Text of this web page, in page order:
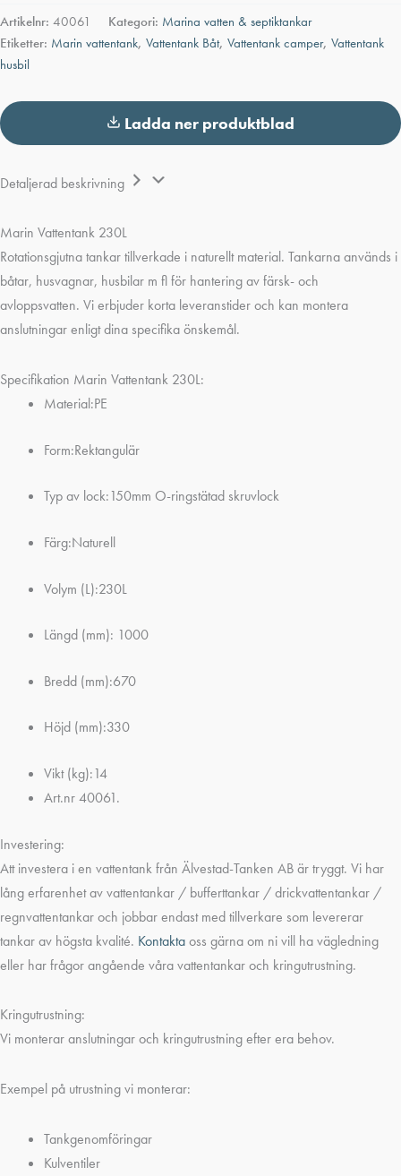
mängd
Artikelnr: 40061 Kategori: Marina vatten & septiktankar
Etiketter: Marin vattentank, Vattentank Båt, Vattentank camper, Vattentank
husbil
Ladda ner produktblad
Detaljerad beskrivning
Marin Vattentank 230L
Rotationsgjutna tankar tillverkade i naturellt material. Tankarna används i
båtar, husvagnar, husbilar m fl för hantering av färsk- och
avloppsvatten. Vi erbjuder korta leveranstider och kan montera
anslutningar enligt dina specifika önskemål.
Specifikation Marin Vattentank 230L:
Material:PE
Form:Rektangulär
Typ av lock:150mm O-ringstätad skruvlock
Färg:Naturell
Volym (L):230L
Längd (mm): 1000
Bredd (mm):670
Höjd (mm):330
Vikt (kg):14
Art.nr 40061.
Investering:
Att investera i en vattentank från Älvestad-Tanken AB är tryggt. Vi har
lång erfarenhet av vattentankar / bufferttankar / drickvattentankar /
regnvattentankar och jobbar endast med tillverkare som levererar
tankar av högsta kvalité. Kontaktaoss gärna om ni vill ha vägledning
eller har frågor angående våra vattentankar och kringutrustning.
Kringutrustning:
Vi monterar anslutningar och kringutrustning efter era behov.
Exempel på utrustning vi monterar:
Tankgenomföringar
Kulventiler